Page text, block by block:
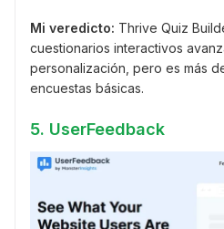
Mi veredicto: Thrive Quiz
cuestionarios interactivos
personalización, pero es más
encuestas básicas.
5. UserFeedback